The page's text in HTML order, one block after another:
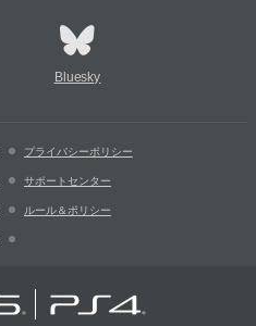
Bluesky
プライバシーポリシー
サポートセンター
ルール＆ポリシー